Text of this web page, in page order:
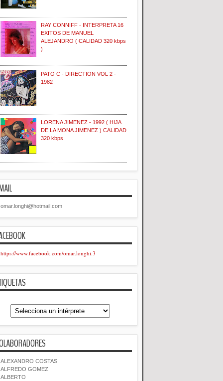
RAY CONNIFF - INTERPRETA 16
EXITOS DE MANUEL
ALEJANDRO ( CALIDAD 320 kbps
)
PATO C - DIRECTION VOL 2 -
1982
LORENA JIMENEZ - 1992 ( HIJA
DE LA MONA JIMENEZ ) CALIDAD
320 kbps
omar.longhi@hotmail.com
https://www.facebook.com/omar.longhi.3
ALEXANDRO COSTAS
ALFREDO GOMEZ
ALBERTO